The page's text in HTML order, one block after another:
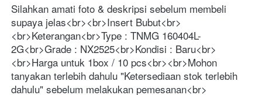
Silahkan amati foto & deskripsi sebelum membeli
supaya jelas<br><br>Insert Bubut<br>
<br>Keterangan<br>Type : TNMG 160404L-
2G<br>Grade : NX2525<br>Kondisi : Baru<br>
<br>Harga untuk 1box / 10 pcs<br><br>Mohon
tanyakan terlebih dahulu "Ketersediaan stok terlebih
dahulu" sebelum melakukan pemesanan<br>